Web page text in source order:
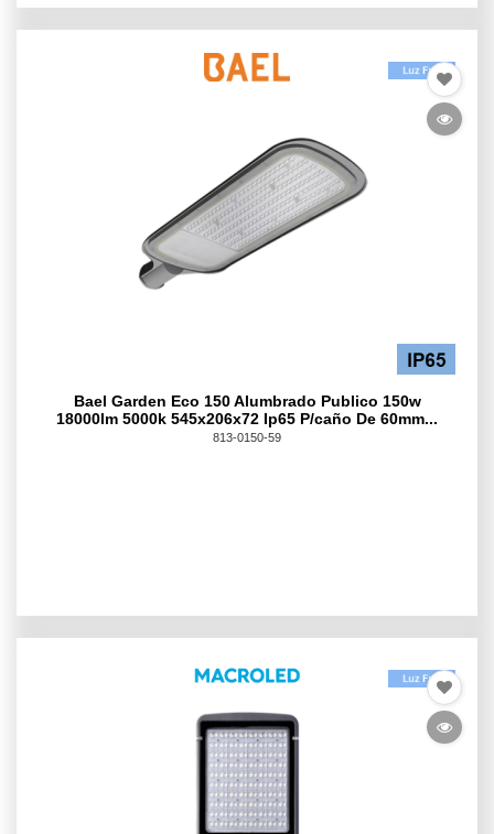
Bael Garden Eco 150 Alumbrado Publico 150w
18000lm 5000k 545x206x72 Ip65 P/caño De 60mm...
813-0150-59